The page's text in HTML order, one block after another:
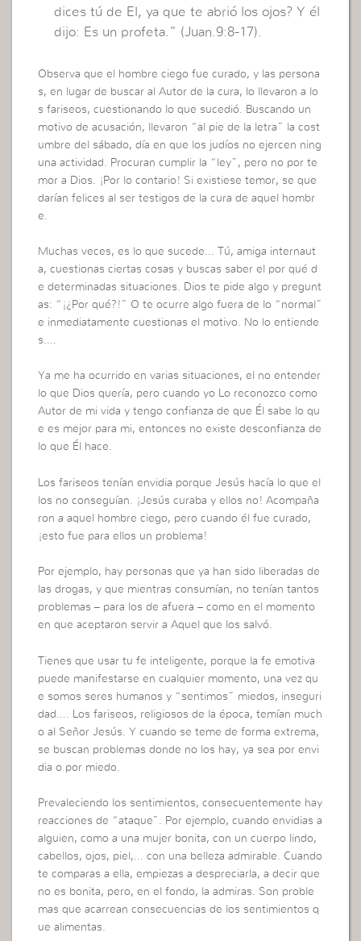
dices tú de El, ya que te abrió los ojos? Y él
dijo: Es un profeta.” (Juan.9:8-17).
Observa que el hombre ciego fue curado, y las persona
s, en lugar de buscar al Autor de la cura, lo llevaron a lo
s fariseos, cuestionando lo que sucedió. Buscando un
motivo de acusación, llevaron “al pie de la letra” la cost
umbre del sábado, día en que los judíos no ejercen ning
una actividad. Procuran cumplir la “ley”, pero no por te
mor a Dios. ¡Por lo contario! Si existiese temor, se que
darían felices al ser testigos de la cura de aquel hombr
e.
Muchas veces, es lo que sucede… Tú, amiga internaut
a, cuestionas ciertas cosas y buscas saber el por qué d
e determinadas situaciones. Dios te pide algo y pregunt
as: “¡¿Por qué?!” O te ocurre algo fuera de lo “normal”
e inmediatamente cuestionas el motivo. No lo entiende
s….
Ya me ha ocurrido en varias situaciones, el no entender
lo que Dios quería, pero cuando yo Lo reconozco como
Autor de mi vida y tengo confianza de que Él sabe lo qu
e es mejor para mi, entonces no existe desconfianza de
lo que Él hace.
Los fariseos tenían envidia porque Jesús hacía lo que el
los no conseguían. ¡Jesús curaba y ellos no! Acompaña
ron a aquel hombre ciego, pero cuando él fue curado,
¡esto fue para ellos un problema!
Por ejemplo, hay personas que ya han sido liberadas de
las drogas, y que mientras consumían, no tenían tantos
problemas – para los de afuera – como en el momento
en que aceptaron servir a Aquel que los salvó.
Tienes que usar tu fe inteligente, porque la fe emotiva
puede manifestarse en cualquier momento, una vez qu
e somos seres humanos y “sentimos” miedos, inseguri
dad…. Los fariseos, religiosos de la época, temían much
o al Señor Jesús. Y cuando se teme de forma extrema,
se buscan problemas donde no los hay, ya sea por envi
dia o por miedo.
Prevaleciendo los sentimientos, consecuentemente hay
reacciones de “ataque”. Por ejemplo, cuando envidias a
alguien, como a una mujer bonita, con un cuerpo lindo,
cabellos, ojos, piel,… con una belleza admirable. Cuando
te comparas a ella, empiezas a despreciarla, a decir que
no es bonita, pero, en el fondo, la admiras. Son proble
mas que acarrean consecuencias de los sentimientos q
ue alimentas.